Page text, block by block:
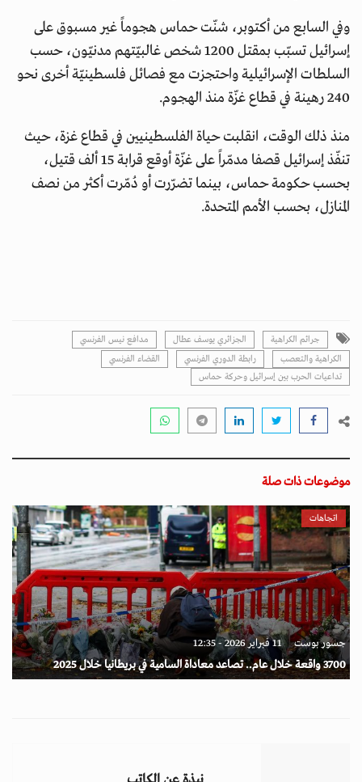
وفي السابع من أكتوبر، شنّت حماس هجوماً غير مسبوق على
إسرائيل تسبّب بمقتل 1200 شخص غالبيّتهم مدنيّون، حسب
السلطات الإسرائيلية واحتجزت مع فصائل فلسطينيّة أخرى نحو
240 رهينة في قطاع غزّة منذ الهجوم.
منذ ذلك الوقت، انقلبت حياة الفلسطينيين في قطاع غزة، حيث
تنفّذ إسرائيل قصفا مدمّراً على غزّة أوقع قرابة 15 ألف قتيل،
بحسب حكومة حماس، بينما تضرّرت أو دُمّرت أكثر من نصف
المنازل، بحسب الأمم المتحدة.
جرائم الكراهية الجزائري يوسف عطال
مدافع نيس الفرنسي
الكراهية والتعصب
رابطة الدوري الفرنسي
القضاء الفرنسي
تداعيات الحرب بين إسرائيل وحركة حماس
موضوعات ذات صلة
اتجاهات
جسور بوست 11 فبراير 2026 - 12:35
3700 واقعة خلال عام.. تصاعد معاداة السامية في بريطانيا خلال 2025